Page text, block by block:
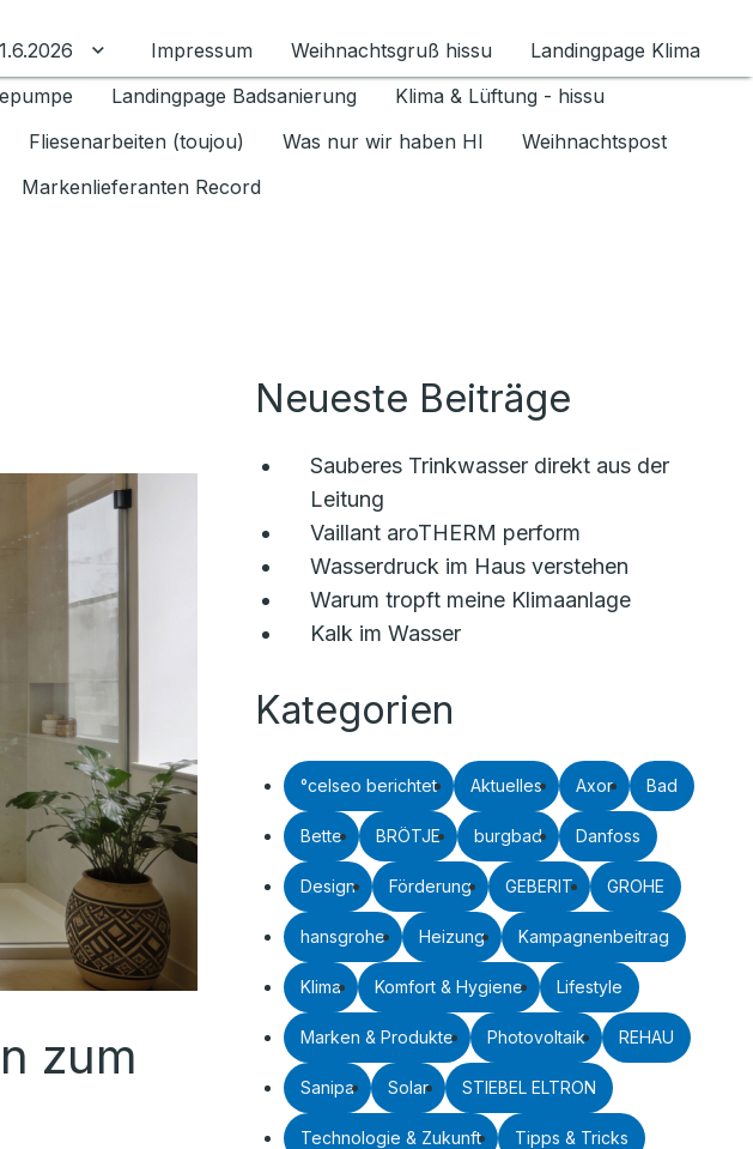
umschalten
Untermenü für Datenschutz 1.6.2026 umschalten
Impressum Weihnachtsgruß hissu
Landingpage Klima
Landingpage Badsanierung
Klima & Lüftung - hissu
Fliesenarbeiten (toujou) Was nur wir haben HI
Weihnachtspost
Markenlieferanten Record
zum
Neueste Beiträge
Sauberes Trinkwasser direkt aus der
Leitung
Vaillant aroTHERM perform
Wasserdruck im Haus verstehen
Warum tropft meine Klimaanlage
Kalk im Wasser
Kategorien
°celseo berichtet Aktuelles Axor Bad
Bette BRÖTJE burgbad Danfoss
Design Förderung GEBERIT GROHE
hansgrohe Heizung Kampagnenbeitrag
Klima Komfort & Hygiene Lifestyle
Marken & Produkte Photovoltaik REHAU
Sanipa Solar STIEBEL ELTRON
Technologie & Zukunft Tipps & Tricks